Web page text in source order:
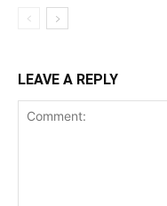
LEAVE A REPLY